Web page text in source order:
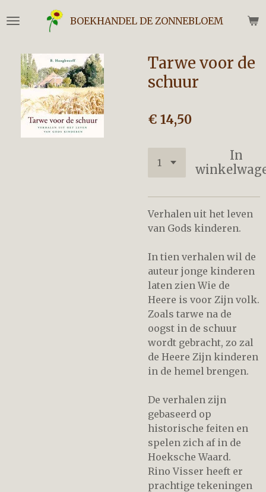
direct
hoofdinhoud
BOEKHANDEL DE ZONNEBLOEM
Tarwe voor de
schuur
€ 14,50
In
Verhalen uit het leven
van Gods kinderen.
In tien verhalen wil de
auteur jonge kinderen
laten zien Wie de
Heere is voor Zijn volk.
Zoals tarwe na de
oogst in de schuur
wordt gebracht, zo zal
de Heere Zijn kinderen
in de hemel brengen.
De verhalen zijn
gebaseerd op
historische feiten en
spelen zich af in de
Hoeksche Waard.
Rino Visser heeft er
prachtige tekeningen